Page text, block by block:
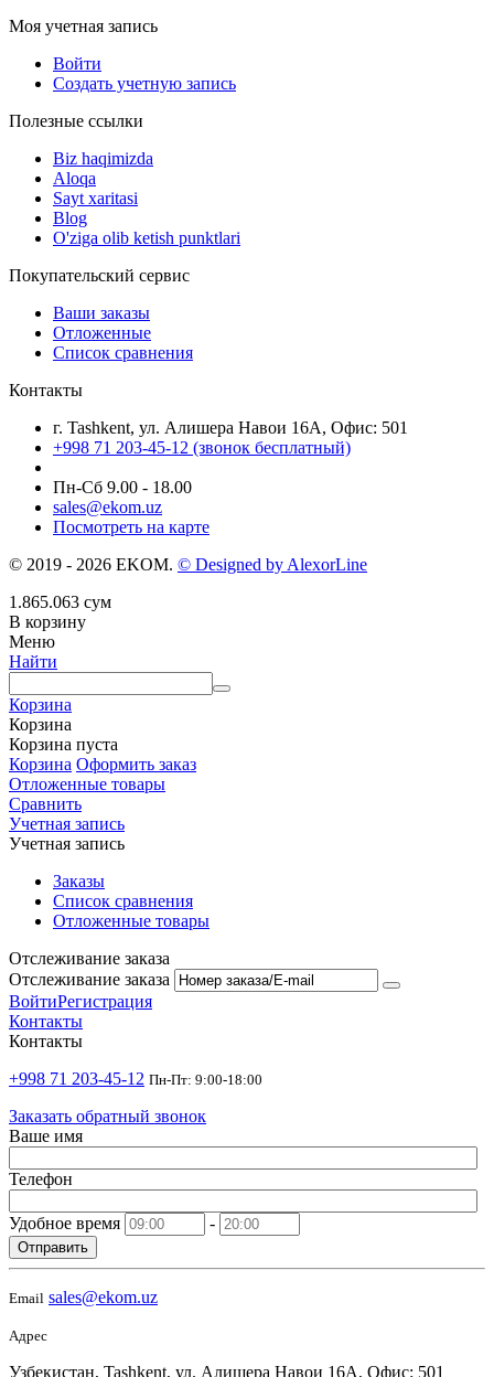
Моя учетная запись
Войти
Создать учетную запись
Полезные ссылки
Biz haqimizda
Aloqa
Sayt xaritasi
Blog
O'ziga olib ketish punktlari
Покупательский сервис
Ваши заказы
Отложенные
Список сравнения
Контакты
г. Tashkent, ул. Алишера Навои 16А, Офис: 501
+998 71 203-45-12 (звонок бесплатный)
Пн-Cб 9.00 - 18.00
sales@ekom.uz
Посмотреть на карте
© 2019 - 2026 EKOM. © Designed by AlexorLine
1.865.063 сум
В корзину
Меню
Найти
Корзина
Корзина
Корзина пуста
Корзина Оформить заказ
Отложенные товары
Сравнить
Учетная запись
Учетная запись
Заказы
Список сравнения
Отложенные товары
Отслеживание заказа
Отслеживание заказа
ВойтиРегистрация
Контакты
Контакты
+998 71 203-45-12 Пн-Пт: 9:00-18:00
Заказать обратный звонок
Ваше имя
Телефон
Удобное время -
Отправить
Email sales@ekom.uz
Адрес
Узбекистан, Tashkent, ул. Алишера Навои 16А, Офис: 501